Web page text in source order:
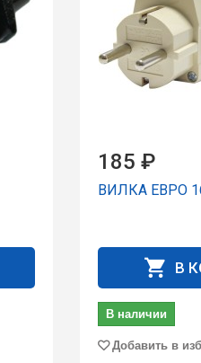
185 ₽
ВИЛКА ЕВРО
В
В наличии
Добавить в